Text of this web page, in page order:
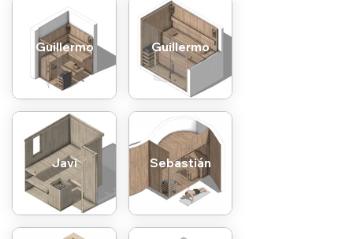
Guillermo Guillermo
Javi Sebastián